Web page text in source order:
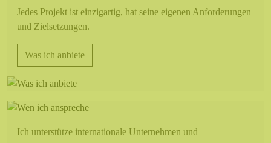
Jedes Projekt ist einzigartig, hat seine eigenen Anforderungen
und Zielsetzungen.
Was ich anbiete
Wen ich anspreche
Ich unterstütze internationale Unternehmen und